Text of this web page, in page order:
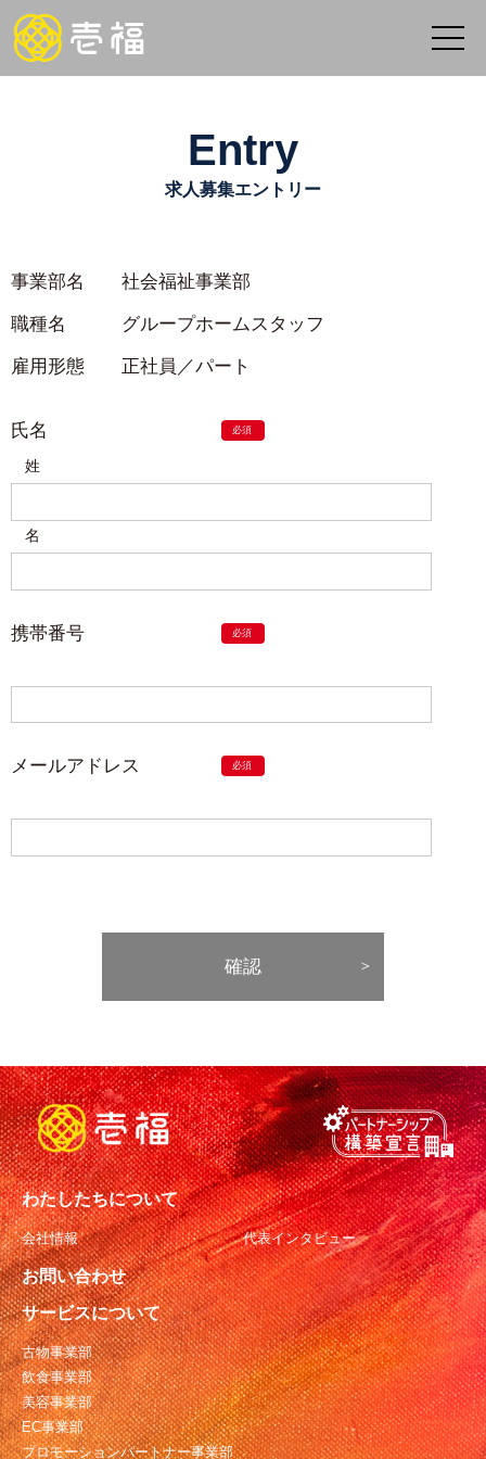
Entry
求人募集エントリー
事業部名 社会福祉事業部
職種名 グループホームスタッフ
雇用形態 正社員／パート
氏名
姓
名
携帯番号
メールアドレス
わたしたちについて
会社情報 代表インタビュー
お問い合わせ
サービスについて
古物事業部
飲食事業部
美容事業部
EC事業部
プロモーションパートナー事業部